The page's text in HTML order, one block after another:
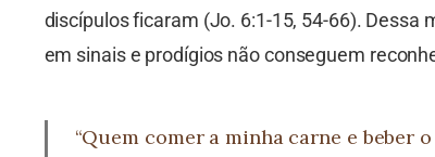
discípulos ficaram (Jo. 6:1-15, 54-66). Dessa
em sinais e prodígios não conseguem
“Quem comer a minha carne e beber